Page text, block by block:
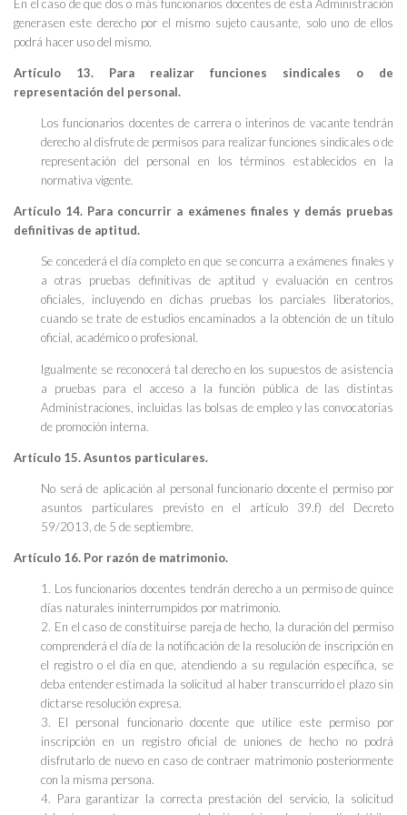
En el caso de que dos o más funcionarios docentes de esta Administración
generasen este derecho por el mismo sujeto causante, solo uno de ellos
podrá hacer uso del mismo.
Artículo 13. Para realizar funciones sindicales o de
representación del personal.
Los funcionarios docentes de carrera o interinos de vacante tendrán
derecho al disfrute de permisos para realizar funciones sindicales o de
representación del personal en los términos establecidos en la
normativa vigente.
Artículo 14. Para concurrir a exámenes finales y demás pruebas
definitivas de aptitud.
Se concederá el día completo en que se concurra a exámenes finales y
a otras pruebas definitivas de aptitud y evaluación en centros
oficiales, incluyendo en dichas pruebas los parciales liberatorios,
cuando se trate de estudios encaminados a la obtención de un título
oficial, académico o profesional.
Igualmente se reconocerá tal derecho en los supuestos de asistencia
a pruebas para el acceso a la función pública de las distintas
Administraciones, incluidas las bolsas de empleo y las convocatorias
de promoción interna.
Artículo 15. Asuntos particulares.
No será de aplicación al personal funcionario docente el permiso por
asuntos particulares previsto en el artículo 39.f) del Decreto
59/2013, de 5 de septiembre.
Artículo 16. Por razón de matrimonio.
1. Los funcionarios docentes tendrán derecho a un permiso de quince
días naturales ininterrumpidos por matrimonio.
2. En el caso de constituirse pareja de hecho, la duración del permiso
comprenderá el día de la notificación de la resolución de inscripción en
el registro o el día en que, atendiendo a su regulación específica, se
deba entender estimada la solicitud al haber transcurrido el plazo sin
dictarse resolución expresa.
3. El personal funcionario docente que utilice este permiso por
inscripción en un registro oficial de uniones de hecho no podrá
disfrutarlo de nuevo en caso de contraer matrimonio posteriormente
con la misma persona.
4. Para garantizar la correcta prestación del servicio, la solicitud